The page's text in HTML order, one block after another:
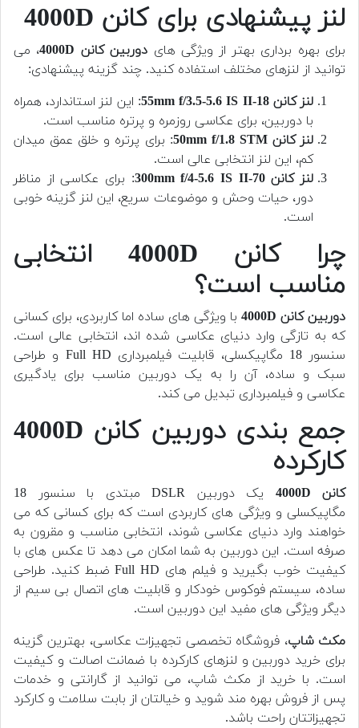
لنز پیشنهادی برای کانن 4000D
برای بهره برداری بهتر از ویژگی های دوربین کانن 4000D
، می
توانید از لنزهای مختلف استفاده کنید. چند گزینه پیشنهادی:
لنز کانن 18-55mm f/3.5-5.6 IS II
: این لنز استاندارد، همراه
با دوربین، برای عکاسی روزمره و پرتره مناسب است.
لنز کانن 50mm f/1.8 STM
: برای پرتره و خلق عمق میدان
کم، این لنز انتخابی عالی است.
لنز کانن 70-300mm f/4-5.6 IS II
: برای عکاسی از مناظر
دور، حیات وحش و موضوعات سریع، این لنز گزینه خوبی
است.
چرا کانن 4000D انتخابی
مناسب است؟
دوربین کانن 4000D
با ویژگی های ساده اما کاربردی، برای کسانی
که به تازگی وارد دنیای عکاسی شده اند، انتخابی عالی است.
سنسور 18 مگاپیکسلی، قابلیت فیلمبرداری Full HD و طراحی
سبک و ساده، آن را به یک دوربین مناسب برای یادگیری
عکاسی و فیلمبرداری تبدیل می کند.
جمع بندی دوربین کانن 4000D
کارکرده
کانن 4000D
یک دوربین DSLR مبتدی با سنسور 18
مگاپیکسلی و ویژگی های کاربردی است که برای کسانی که می
خواهند وارد دنیای عکاسی شوند، انتخابی مناسب و مقرون به
صرفه است. این دوربین به شما امکان می دهد تا عکس های با
کیفیت خوب بگیرید و فیلم های Full HD ضبط کنید. طراحی
ساده، سیستم فوکوس خودکار و قابلیت های اتصال بی سیم از
دیگر ویژگی های مفید این دوربین است.
مکث شاپ، فروشگاه تخصصی تجهیزات عکاسی، بهترین گزینه
برای خرید دوربین و لنزهای کارکرده با ضمانت اصالت و کیفیت
است. با خرید از مکث شاپ، می توانید از گارانتی و خدمات
پس از فروش بهره مند شوید و خیالتان از بابت سلامت و کارکرد
تجهیزاتتان راحت باشد.